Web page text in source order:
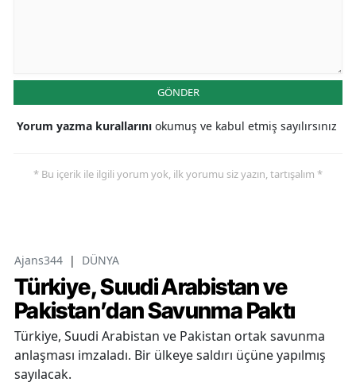
GÖNDER
Yorum yazma kurallarını okumuş ve kabul etmiş sayılırsınız
* Bu içerik ile ilgili yorum yok, ilk yorumu siz yazın, tartışalım *
Ajans344 | DÜNYA
Türkiye, Suudi Arabistan ve
Pakistan’dan Savunma Paktı
Türkiye, Suudi Arabistan ve Pakistan ortak savunma
anlaşması imzaladı. Bir ülkeye saldırı üçüne yapılmış
sayılacak.